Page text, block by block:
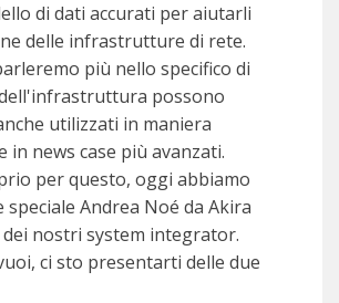
di dati accurati per aiutarli
delle infrastrutture di rete.
più nello specifico di
possono
utilizzati in maniera
in news case più avanzati.
per questo, oggi abbiamo
speciale Andrea Noé da Akira
nostri system integrator.
ci sto presentarti delle due